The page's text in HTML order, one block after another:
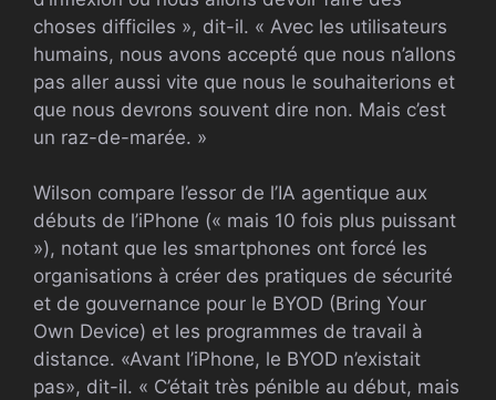
choses difficiles », dit-il. « Avec les utilisateurs
humains, nous avons accepté que nous n’allons
pas aller aussi vite que nous le souhaiterions et
que nous devrons souvent dire non. Mais c’est
un raz-de-marée. »
Wilson compare l’essor de l’IA agentique aux
débuts de l’iPhone (« mais 10 fois plus puissant
»), notant que les smartphones ont forcé les
organisations à créer des pratiques de sécurité
et de gouvernance pour le BYOD (Bring Your
Own Device) et les programmes de travail à
distance. «Avant l’iPhone, le BYOD n’existait
pas», dit-il. « C’était très pénible au début, mais